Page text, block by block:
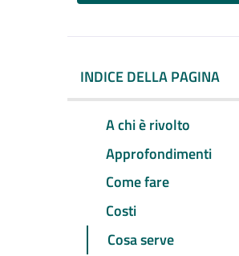
INDICE DELLA PAGINA
A chi è rivolto
Approfondimenti
Come fare
Costi
Cosa serve